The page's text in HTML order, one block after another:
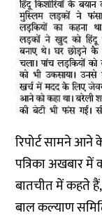
रिपोर्ट सामने आने
पत्रिका अखबार में
बातचीत में कहते
बाल कल्याण